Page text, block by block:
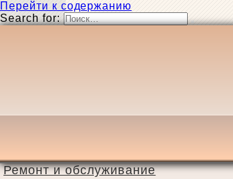
Перейти к содержанию
Search for:
Ремонт и обслуживание